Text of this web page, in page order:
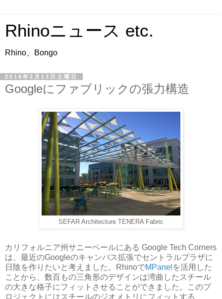
Rhinoニュース etc.
Rhino、Bongo
2016年2月13日土曜日
Googleにファブリックの張力構造
SEFAR Architecture TENERA Fabric
カリフォルニア州サニーベールにある Google Tech Corners
は、最近のGoogleのキャンパス拡張でセントラルプラザに
日陰を作りたいと考えました。RhinoでMPanel を活用した
ことから、数百もの三角形のデザインは湾曲したスチール
の大きな格子にフィットさせることができました。このプ
ロジェクトにはスチールのジオメトリにフィットする、